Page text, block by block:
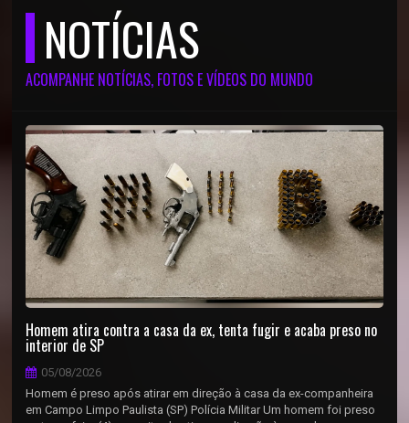
NOTÍCIAS
ACOMPANHE NOTÍCIAS, FOTOS E VÍDEOS DO MUNDO
Homem atira contra a casa da ex, tenta fugir e acaba preso no
interior de SP
05/08/2026
Homem é preso após atirar em direção à casa da ex-companheira
em Campo Limpo Paulista (SP) Polícia Militar Um homem foi preso